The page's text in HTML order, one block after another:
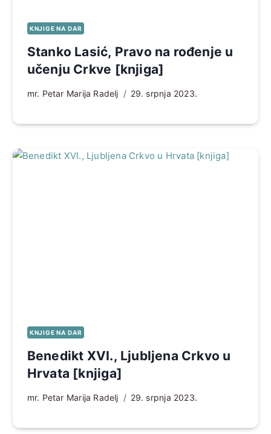
KNJIGE NA DAR
Stanko Lasić, Pravo na rođenje u
učenju Crkve [knjiga]
mr. Petar Marija Radelj 29. srpnja 2023.
KNJIGE NA DAR
Benedikt XVI., Ljubljena Crkvo u
Hrvata [knjiga]
mr. Petar Marija Radelj 29. srpnja 2023.